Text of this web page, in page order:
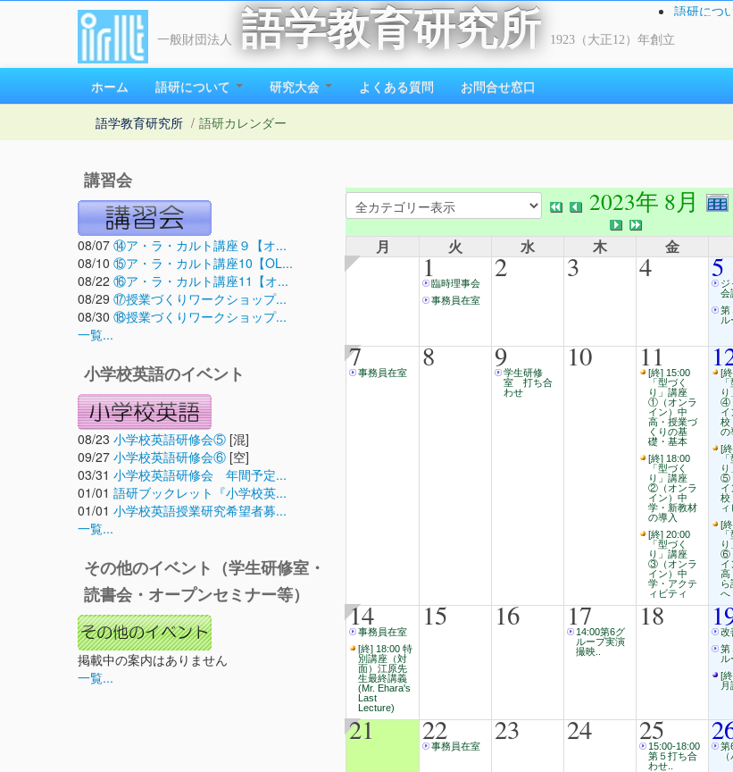
一般財団法人 語学教育研究所 1923（大正12）年創立
語研につ
ホーム 語研について 研究大会 よくある質問 お問合せ窓口
語学教育研究所 / 語研カレンダー
講習会
08/07 ⑭ア・ラ・カルト講座９【オ...
08/10 ⑮ア・ラ・カルト講座10【OL...
08/22 ⑯ア・ラ・カルト講座11【オ...
08/29 ⑰授業づくりワークショップ...
08/30 ⑱授業づくりワークショップ...
一覧...
小学校英語のイベント
08/23 小学校英語研修会⑤ [混]
09/27 小学校英語研修会⑥ [空]
03/31 小学校英語研修会 年間予定...
01/01 語研ブックレット『小学校英...
01/01 小学校英語授業研究希望者募...
一覧...
その他のイベント（学生研修室・
読書会・オープンセミナー等）
掲載中の案内はありません
一覧...
2023年 8月
月 火 水 木 金
1臨時理事会
事務員在室
2 3 4 5ジ
会
第
ル
7事務員在室 8 9学生研修
室 打ち合
わせ
10 11
[終] 15:00
「型づく
り」講座
①（オンラ
イン）中
高・授業づ
くりの基
礎・基本
[終] 18:00
「型づく
り」講座
②（オンラ
イン）中
学・新教材
の導入
[終] 20:00
「型づく
り」講座
③（オンラ
イン）中
学・アクテ
ィビティ
[
④
イ
校
の
[
⑤
イ
校
ィ
[
⑥
イ
高
へ
14
事務員在室
[終] 18:00 特
別講座（対
面）江原先
生最終講義
(Mr. Ehara's
Last
Lecture)
15 16 17
14:00第6グ
ループ実演
撮映..
18
改
第
ル
[
21 22
事務員在室 23 24 25
15:00-18:00
第５打ち合
わせ..
第